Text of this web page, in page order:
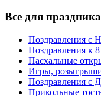
Все для праздника
Поздравления с
Поздравления к
Пасхальные
Игры,
Поздравления с
Прикольные